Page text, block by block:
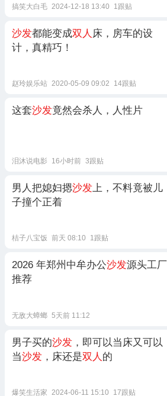
搞笑大白毛 2024-12-18 13:40 1跟贴
沙发都能变成双人 床，房车的设
计，真精巧！
赵玲娱乐站 2020-05-09 09:02 14跟贴
这套沙发竟然会杀人，人性片
泪沐说电影 16小时前 3跟贴
男人把媳妇摁沙发上，不料竟被儿
子撞个正着
桔子八宝饭 前天 08:10 1跟贴
2026 年郑州中牟办公沙发源头工厂
推荐
无敌大蟑螂 5天前 11:12
男子买的沙发 ，即可以当床又可以
当沙发 ，床还是双人 的
爆笑生活家 2024-06-11 15:10 17跟贴